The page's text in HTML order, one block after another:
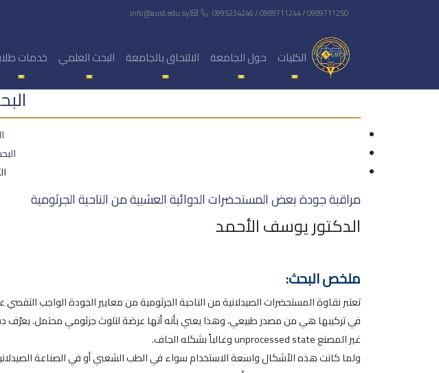
0995234246 / 0989711244 / 0989711250
الكليات حول الجامعة الالتحاق بالجامعة البحث العلمي خدمات
مراقبة جودة بعض المستحضرات الدوائية العشبية من الناحية الجرثومية
الدكتور يوسف الأحمد
ملخص البحث:
تعتبر نقاوة المستحضرات الصيدلانية من الناحية الجرثومية من معايير الجودة الواجب
غير المصنع unprocessed state وغالباً بشكله الجاف.
ولما كانت هذه الأشكال واسعة الاستخدام سواء في الطب الشعبي أو في الصناعة